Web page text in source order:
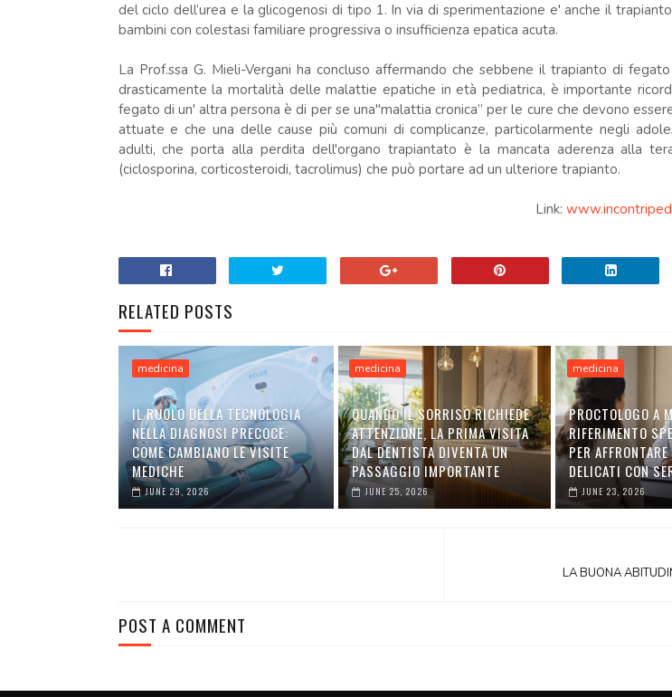
del ciclo dell’urea e la glicogenosi di tipo 1. In via di sperimentazione e' anche il
bambini con colestasi familiare progressiva o insufficienza epatica acuta.
La Prof.ssa G. Mieli-Vergani ha concluso affermando che sebbene il trapianto di
drasticamente la mortalità delle malattie epatiche in età pediatrica, è importante
fegato di un' altra persona è di per se una"malattia cronica” per le cure che devono
attuate e che una delle cause più comuni di complicanze, particolarmente negli
adulti, che porta alla perdita dell'organo trapiantato è la mancata aderenza alla
(ciclosporina, corticosteroidi, tacrolimus) che può portare ad un ulteriore trapianto.
Link:
RELATED POSTS
medicina
IL RUOLO DELLA TECNOLOGIA
NELLA DIAGNOSI PRECOCE:
COME CAMBIANO LE VISITE
MEDICHE
JUNE 29, 2026
medicina
QUANDO IL SORRISO RICHIEDE
ATTENZIONE, LA PRIMA VISITA
DAL DENTISTA DIVENTA UN
PASSAGGIO IMPORTANTE
JUNE 25, 2026
medicina
PROCTOLOGO A
RIFERIMENTO
PER
DELICATI CON
JUNE 23, 2026
LA BUONA
POST A COMMENT